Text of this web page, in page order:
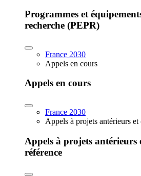
Programmes et
recherche (PEPR)
France 2030
Appels en cours
Appels en cours
France 2030
Appels à projets antérieurs
Appels à projets antérieurs
référence